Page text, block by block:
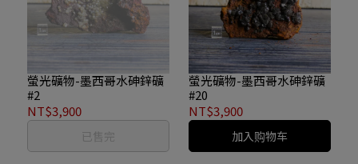
螢光礦物-墨西哥水砷鋅礦
#2
NT$3,900
已售完
螢光礦物-墨西哥水砷鋅礦
#20
NT$3,900
加入购物车